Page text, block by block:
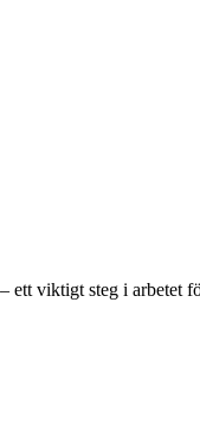
ett viktigt steg i